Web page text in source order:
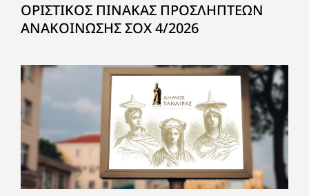
ΟΡΙΣΤΙΚΟΣ ΠΙΝΑΚΑΣ ΠΡΟΣΛΗΠΤΕΩΝ
ΑΝΑΚΟΙΝΩΣΗΣ ΣΟΧ 4/2026